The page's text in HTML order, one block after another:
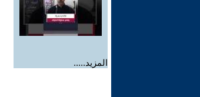
المزيد.....